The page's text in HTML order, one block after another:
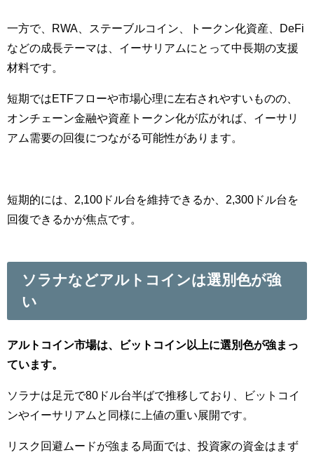
一方で、RWA、ステーブルコイン、トークン化資産、DeFi
などの成長テーマは、イーサリアムにとって中長期の支援
材料です。
短期ではETFフローや市場心理に左右されやすいものの、
オンチェーン金融や資産トークン化が広がれば、イーサリ
アム需要の回復につながる可能性があります。
短期的には、2,100ドル台を維持できるか、2,300ドル台を
回復できるかが焦点です。
ソラナなどアルトコインは選別色が強
い
アルトコイン市場は、ビットコイン以上に選別色が強まっ
ています。
ソラナは足元で80ドル台半ばで推移しており、ビットコイ
ンやイーサリアムと同様に上値の重い展開です。
リスク回避ムードが強まる局面では、投資家の資金はまず